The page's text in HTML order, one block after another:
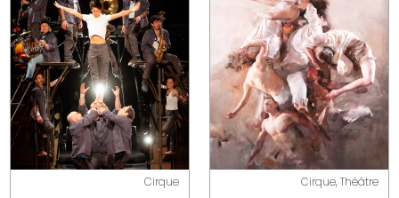
Cirque Cirque, Théâtre